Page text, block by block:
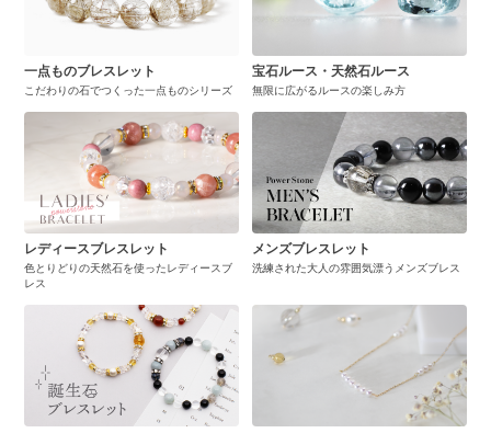
一点ものブレスレット
こだわりの石でつくった一点ものシリーズ
宝石ルース・天然石ルース
無限に広がるルースの楽しみ方
レディースブレスレット
色とりどりの天然石を使ったレディースブ
レス
メンズブレスレット
洗練された大人の雰囲気漂うメンズブレス